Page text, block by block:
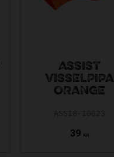
ASSIST
VISSELPIPA
ORANGE
39 KR